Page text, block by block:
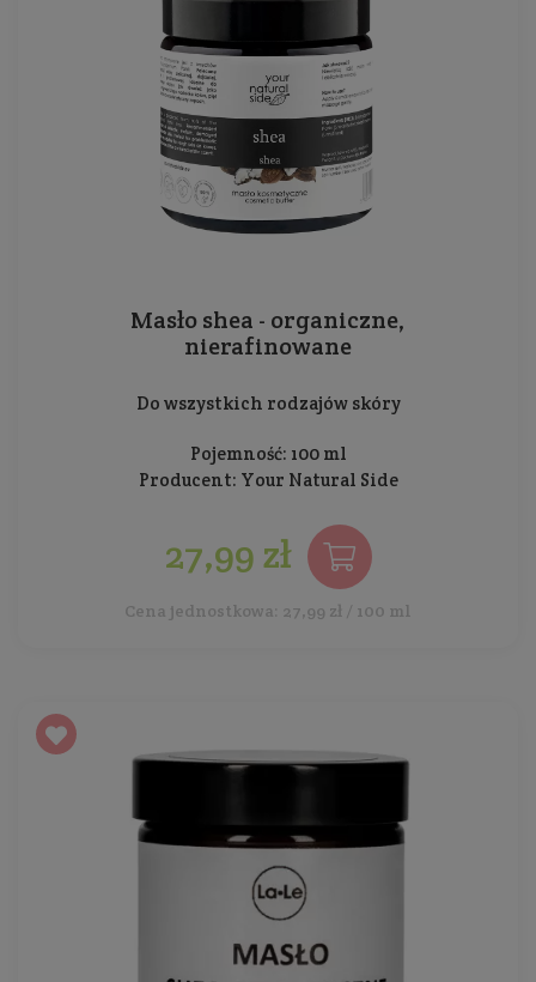
Masło shea - organiczne,
nierafinowane
Do wszystkich rodzajów skóry
Pojemność: 100 ml
Producent: Your Natural Side
27,99 zł
Cena jednostkowa: 27,99 zł / 100 ml